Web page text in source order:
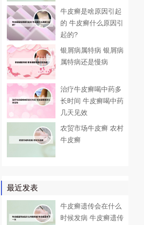
牛皮癣是啥原因引起
的 牛皮癣什么原因引
起的?
银屑病属特病 银屑病
属特病还是慢病
治疗牛皮癣喝中药多
长时间 牛皮癣喝中药
几天见效
农贸市场牛皮癣 农村
牛皮癣
最近发表
牛皮癣遗传会在什么
时候发病 牛皮癣遗传